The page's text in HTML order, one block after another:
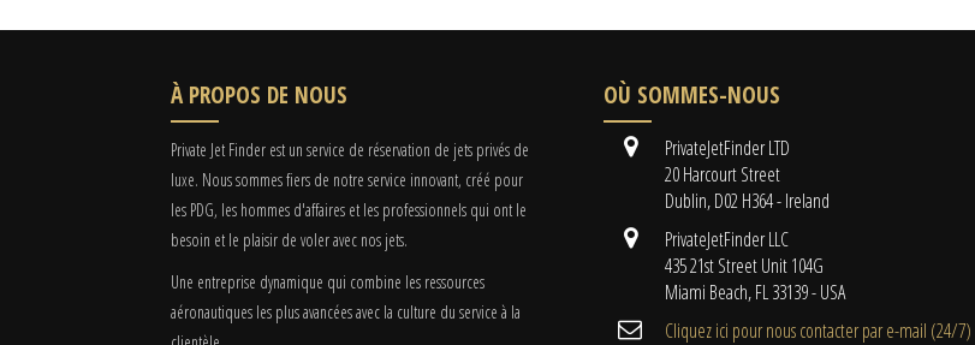
À PROPOS DE NOUS
Private Jet Finder est un service de réservation de jets privés de
luxe. Nous sommes fiers de notre service innovant, créé pour
les PDG, les hommes d'affaires et les professionnels qui ont le
besoin et le plaisir de voler avec nos jets.
Une entreprise dynamique qui combine les ressources
aéronautiques les plus avancées avec la culture du service à la
OÙ SOMMES-NOUS
PrivateJetFinder LTD
20 Harcourt Street
Dublin, D02 H364 - Ireland
PrivateJetFinder LLC
435 21st Street Unit 104G
Miami Beach, FL 33139 - USA
Cliquez ici pour nous contacter par e-mail (24/7)